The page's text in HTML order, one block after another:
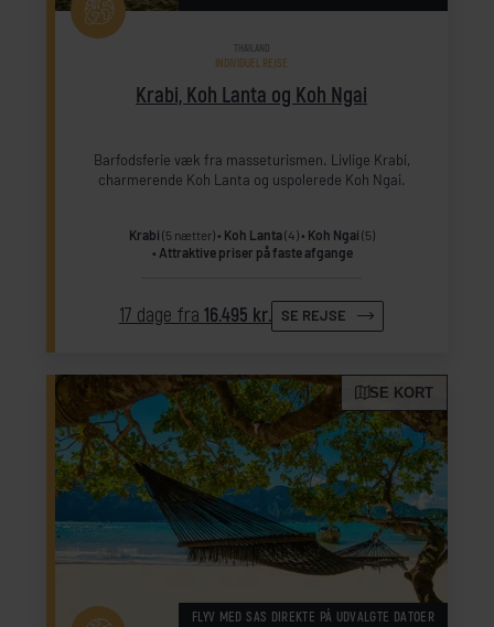
Krabi, Koh Lanta og Koh Ngai
THAILAND
INDIVIDUEL REJSE
Barfodsferie væk fra masseturismen. Livlige Krabi,
charmerende Koh Lanta og uspolerede Koh Ngai.
Krabi (5 nætter) Koh Lanta(4) Koh Ngai (5)
Attraktive priser på faste afgange
17 dage fra 16.495 kr. SE REJSE
SE KORT
FLYV MED SAS DIREKTE PÅ UDVALGTE DATOER